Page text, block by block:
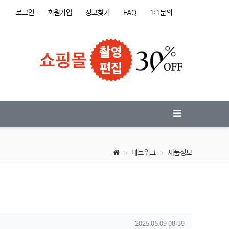
로그인 회원가입 정보찾기 FAQ 1:1문의
네트워크 제품정보
작성일
2025.05.09 08:39